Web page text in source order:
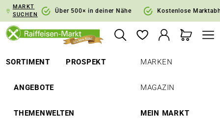
Zur Hauptnavigation springen
MARKT
SUCHEN
Über 500× in deiner Nähe Kostenlose
SORTIMENT PROSPEKT
ANGEBOTE
THEMENWELTEN
MARKEN
MAGAZIN
MEIN MARKT